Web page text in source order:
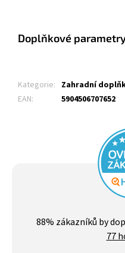
Doplňkové
Kategorie: Zahradní
EAN: 5904506707652
88% zákazníků by
77